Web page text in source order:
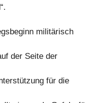
militärisch
der Seite der
für die